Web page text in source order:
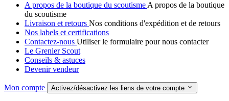
A propos de la boutique du scoutismeA propos de la boutique
du scoutisme
Livraison et retours Nos conditions d'expédition et de retours
Nos labels et certifications
Contactez-nous Utiliser le formulaire pour nous contacter
Le Grenier Scout
Conseils & astuces
Devenir vendeur
Mon compte Activez/désactivez les liens de votre compte 